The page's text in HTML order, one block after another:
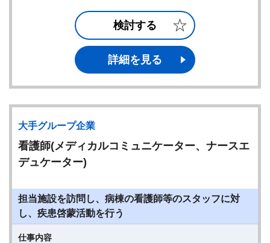
検討する
詳細を見る
大手グループ企業
看護師(メディカルコミュニケーター、ナースエ
デュケーター)
担当施設を訪問し、病棟の看護師等のスタッフに対
し、疾患啓蒙活動を行う
仕事内容